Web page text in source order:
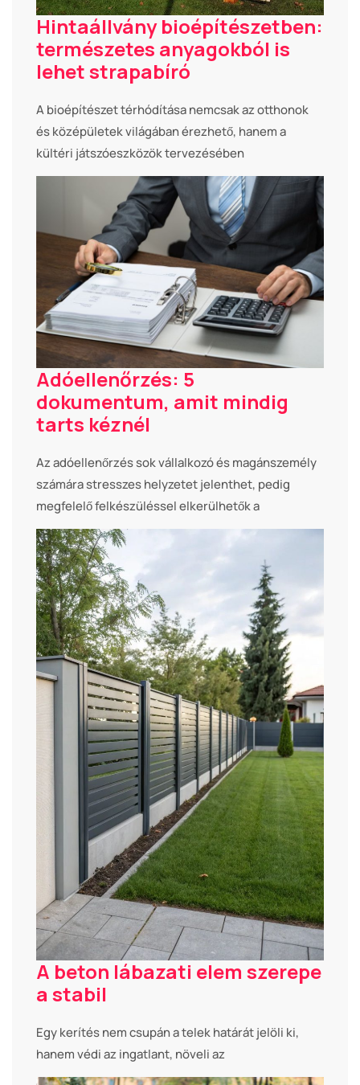
Hintaállvány bioépítészetben:
természetes anyagokból is
lehet strapabíró
A bioépítészet térhódítása nemcsak az otthonok
és középületek világában érezhető, hanem a
kültéri játszóeszközök tervezésében
Adóellenőrzés: 5
dokumentum, amit mindig
tarts kéznél
Az adóellenőrzés sok vállalkozó és magánszemély
számára stresszes helyzetet jelenthet, pedig
megfelelő felkészüléssel elkerülhetők a
A beton lábazati elem szerepe
a stabil
Egy kerítés nem csupán a telek határát jelöli ki,
hanem védi az ingatlant, növeli az